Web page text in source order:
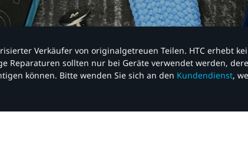
Verkäufer von originalgetreuen Teilen. HTC erhebt
Reparaturen sollten nur bei Geräte verwendet werden,
können. Bitte wenden Sie sich an den Kundendienst,